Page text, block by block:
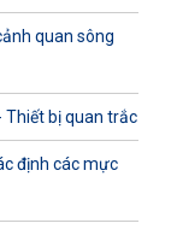
quan sông
Thiết bị quan trắc
định các mực